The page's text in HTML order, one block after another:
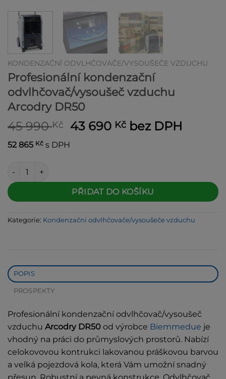
KONDENZAČNÍ ODVLHČOVAČE/VYSOUŠEČE VZDUCHU
Profesionální kondenzační
odvlhčovač/vysoušeč vzduchu
Arcodry DR50
45 990Kč
Původní
43 690 KčAktuální
bez DPH
52 865 Kč s DPH
Profesionální kondenzační odvlhčovač/vysoušeč vzduchu
PŘIDAT DO KOŠÍKU
Alternative:
Kategorie: Kondenzační odvlhčovače/vysoušeče vzduchu
POPIS
PROSPEKTY
Profesionální kondenzační odvlhčovač/vysoušeč
vzduchu Arcodry DR50 od výrobce Biemmedue je
vhodný na práci do průmyslových prostorů. Nabízí
celokovovou kontrukci lakovanou práškovou barvou
a velká pojezdová kola, která Vám umožní snadný